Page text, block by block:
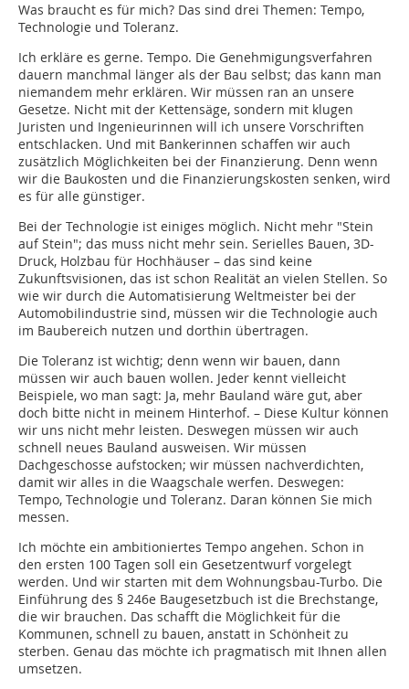
Was braucht es für mich? Das sind drei Themen: Tempo,
Technologie und Toleranz.
Ich erkläre es gerne. Tempo. Die Genehmigungsverfahren
dauern manchmal länger als der Bau selbst; das kann man
niemandem mehr erklären. Wir müssen ran an unsere
Gesetze. Nicht mit der Kettensäge, sondern mit klugen
Juristen und Ingenieurinnen will ich unsere Vorschriften
entschlacken. Und mit Bankerinnen schaffen wir auch
zusätzlich Möglichkeiten bei der Finanzierung. Denn wenn
wir die Baukosten und die Finanzierungskosten senken, wird
es für alle günstiger.
Bei der Technologie ist einiges möglich. Nicht mehr "Stein
auf Stein"; das muss nicht mehr sein. Serielles Bauen, 3D-
Druck, Holzbau für Hochhäuser – das sind keine
Zukunftsvisionen, das ist schon Realität an vielen Stellen. So
wie wir durch die Automatisierung Weltmeister bei der
Automobilindustrie sind, müssen wir die Technologie auch
im Baubereich nutzen und dorthin übertragen.
Die Toleranz ist wichtig; denn wenn wir bauen, dann
müssen wir auch bauen wollen. Jeder kennt vielleicht
Beispiele, wo man sagt: Ja, mehr Bauland wäre gut, aber
doch bitte nicht in meinem Hinterhof. – Diese Kultur können
wir uns nicht mehr leisten. Deswegen müssen wir auch
schnell neues Bauland ausweisen. Wir müssen
Dachgeschosse aufstocken; wir müssen nachverdichten,
damit wir alles in die Waagschale werfen. Deswegen:
Tempo, Technologie und Toleranz. Daran können Sie mich
messen.
Ich möchte ein ambitioniertes Tempo angehen. Schon in
den ersten 100 Tagen soll ein Gesetzentwurf vorgelegt
werden. Und wir starten mit dem Wohnungsbau-Turbo. Die
Einführung des § 246e Baugesetzbuch ist die Brechstange,
die wir brauchen. Das schafft die Möglichkeit für die
Kommunen, schnell zu bauen, anstatt in Schönheit zu
sterben. Genau das möchte ich pragmatisch mit Ihnen allen
umsetzen.